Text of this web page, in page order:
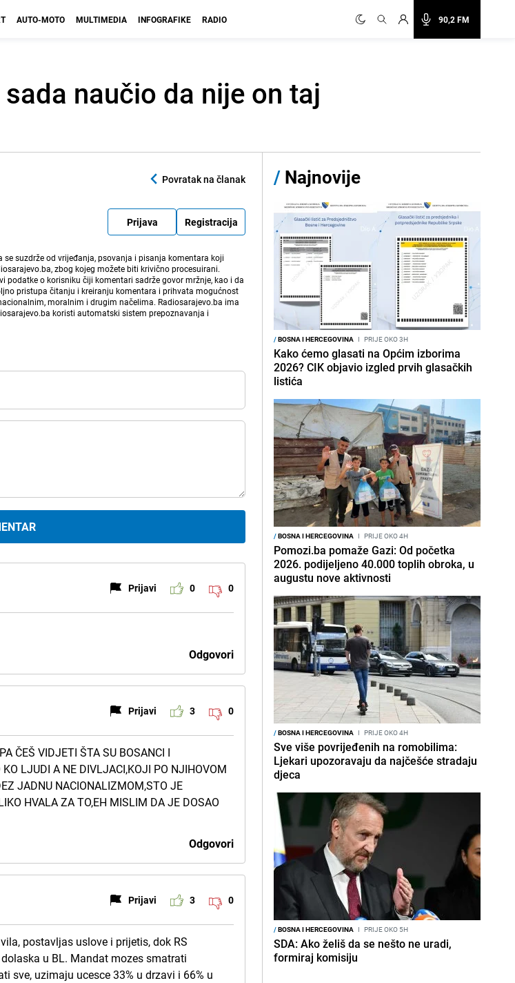
90,2 FM
AUTO-MOTO MULTIMEDIA INFOGRAFIKE RADIO
naučio da nije on taj
Povratak na članak
Prijava Registracija
suzdrže od vrijeđanja, psovanja i pisanja komentara koji
zbog kojeg možete biti krivično procesuirani.
o korisniku čiji komentari sadrže govor mržnje, kao i da
pristupa čitanju i kreiranju komentara i prihvata mogućnost
moralnim i drugim načelima. Radiosarajevo.ba ima
koristi automatski sistem prepoznavanja i
Prijavi 0 0
Odgovori
Prijavi 3 0
ČEŠ VIDJETI ŠTA SU BOSANCI I
LJUDI A NE DIVLJACI,KOJI PO NJIHOVOM
JADNU NACIONALIZMOM,STO JE
HVALA ZA TO,EH MISLIM DA JE DOSAO
Odgovori
Prijavi 3 0
postavljas uslove i prijetis, dok RS
u BL. Mandat mozes smatrati
sve, uzimaju ucesce 33% u drzavi i 66% u
/ Najnovije
/BOSNA I HERCEGOVINA I PRIJE OKO 3H
Kako ćemo glasati na Općim izborima
2026? CIK objavio izgled prvih glasačkih
listića
/BOSNA I HERCEGOVINA I PRIJE OKO 4H
Pomozi.ba pomaže Gazi: Od početka
2026. podijeljeno 40.000 toplih obroka, u
augustu nove aktivnosti
/BOSNA I HERCEGOVINA I PRIJE OKO 4H
Sve više povrijeđenih na romobilima:
Ljekari upozoravaju da najčešće stradaju
djeca
/BOSNA I HERCEGOVINA I PRIJE OKO 5H
SDA: Ako želiš da se nešto ne uradi,
formiraj komisiju